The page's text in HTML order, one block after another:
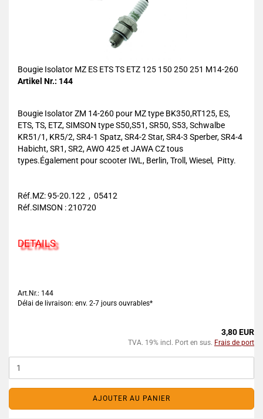
Bougie Isolator MZ ES ETS TS ETZ 125 150 250 251 M14-260
Artikel Nr.: 144
Bougie Isolator ZM 14-260 pour MZ type BK350,RT125, ES,
ETS, TS, ETZ, SIMSON type S50,S51, SR50, S53, Schwalbe
KR51/1, KR5/2, SR4-1 Spatz, SR4-2 Star, SR4-3 Sperber, SR4-4
Habicht, SR1, SR2, AWO 425 et JAWA CZ tous
types.Également pour scooter IWL, Berlin, Troll, Wiesel, Pitty.
Réf.MZ: 95-20.122 , 05412
Réf.SIMSON : 210720
DETAILS
Art.Nr.: 144
Délai de livraison: env. 2-7 jours ouvrables*
3,80 EUR
TVA. 19% incl. Port en sus. Frais de port
AJOUTER AU PANIER